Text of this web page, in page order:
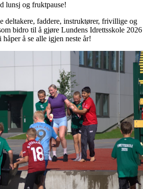
lunsj og fruktpause!
deltakere, faddere, instruktører, frivillige og
bidro til å gjøre Lundens Idrettsskole 2026
å se alle igjen neste år!